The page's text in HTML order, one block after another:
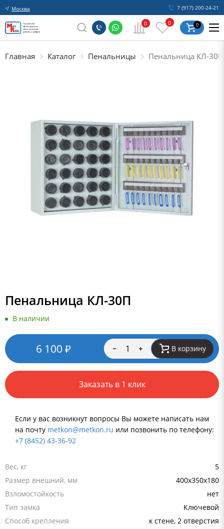
Москва 7 (917) 200-24-21
0 0 0
Главная Каталог Пенальницы Пенальница КЛ-30П
Пенальница КЛ-30П
В наличии
6 100 ₽ В корзину
Заказать в 1 клик
Если у вас возникнут вопросы Вы можете написать нам
на почту metkon@metkon.ru или позвонить по телефону:
+7 (8452) 43-36-92
Вес, кг
5
Размер внешний, мм
400x350x180
Взломостойкость
нет
Тип замка
Ключевой
Способ крепления
к стене, 2 отверстия